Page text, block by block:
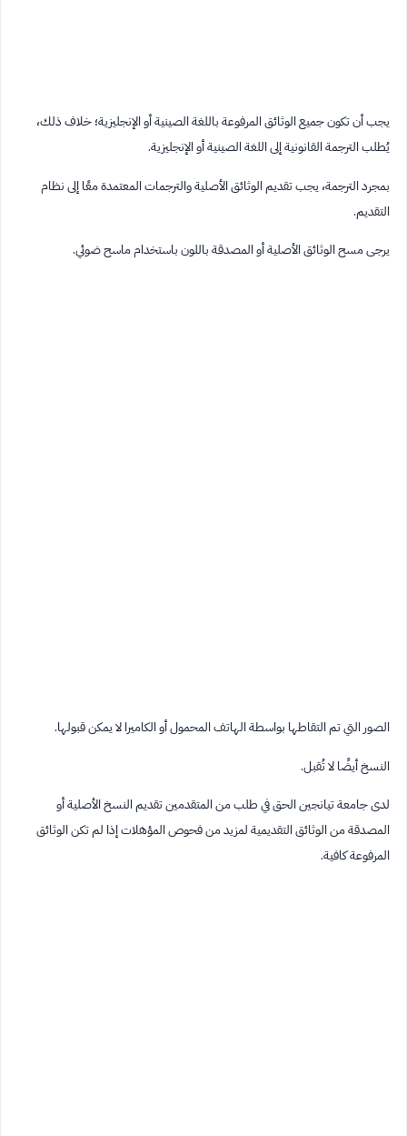
يجب أن تكون جميع الوثائق المرفوعة باللغة الصينية أو الإنجليزية؛ خلاف ذلك،
يُطلب الترجمة القانونية إلى اللغة الصينية أو الإنجليزية.
بمجرد الترجمة، يجب تقديم الوثائق الأصلية والترجمات المعتمدة معًا إلى نظام
التقديم.
يرجى مسح الوثائق الأصلية أو المصدقة باللون باستخدام ماسح ضوئي.
الصور التي تم التقاطها بواسطة الهاتف المحمول أو الكاميرا لا يمكن قبولها.
النسخ أيضًا لا تُقبل.
لدى جامعة تيانجين الحق في طلب من المتقدمين تقديم النسخ الأصلية أو
المصدقة من الوثائق التقديمية لمزيد من فحوص المؤهلات إذا لم تكن الوثائق
المرفوعة كافية.